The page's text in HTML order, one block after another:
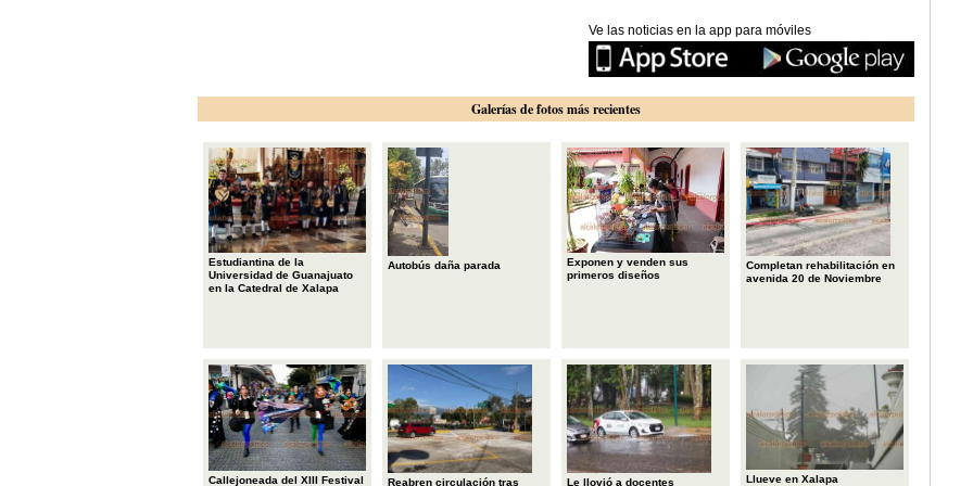
Ve las noticias en la app para móviles
Galerías de fotos más recientes
Estudiantina de la
Universidad de Guanajuato
en la Catedral de Xalapa
Autobús daña parada
Exponen y venden sus
primeros diseños
Completan rehabilitación en
avenida 20 de Noviembre
Callejoneada del XIII Festival Reabren circulación tras Le llovió a docentes Llueve en Xalapa